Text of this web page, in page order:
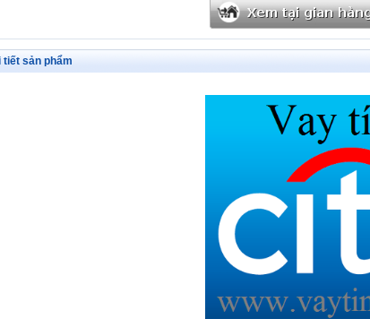
tiết sản phẩm